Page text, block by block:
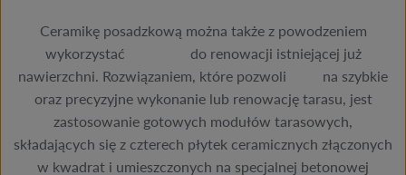
Ceramikę posadzkową można także z powodzeniem
wykorzystać do renowacji istniejącej już
nawierzchni. Rozwiązaniem, które pozwoli na szybkie
oraz precyzyjne wykonanie lub renowację tarasu, jest
zastosowanie gotowych modułów tarasowych,
składających się z czterech płytek ceramicznych złączonych
w kwadrat i umieszczonych na specjalnej betonowej